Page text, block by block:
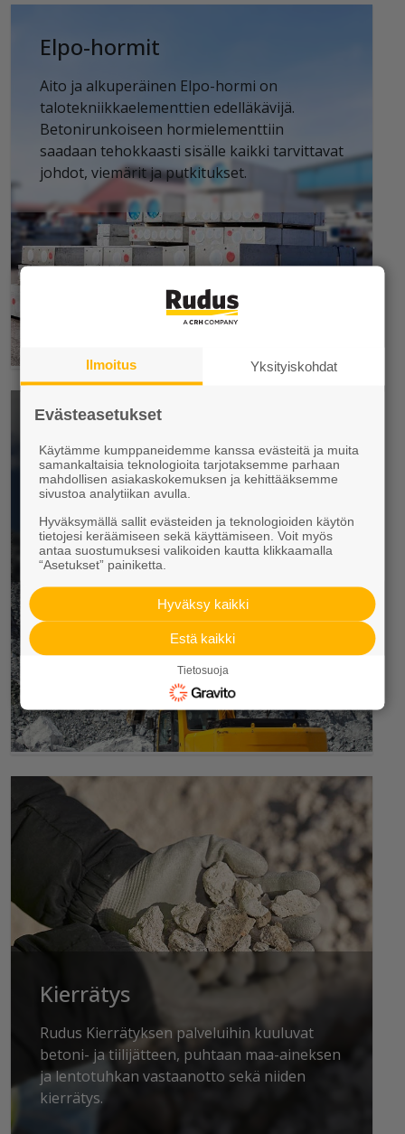
Elpo-hormit
Aito ja alkuperäinen Elpo-hormi on
talotekniikkaelementtien edelläkävijä.
Betonirunkoiseen hormielementtiin
saadaan tehokkaasti sisälle kaikki tarvittavat
johdot, viemärit ja putkitukset.
esirakentaminen
Tarjoamme kallion louhintaa, murskausta ja
esirakentamisen palveluja kohteen
esivalmisteluvaiheessa.
Kierrätys
Rudus Kierrätyksen palveluihin kuuluvat
betoni- ja tiilijätteen, puhtaan maa-aineksen
ja lentotuhkan vastaanotto sekä niiden
kierrätys.
Ilmoitus Yksityiskohdat
Evästeasetukset
Käytämme kumppaneidemme kanssa evästeitä ja muita
samankaltaisia teknologioita tarjotaksemme parhaan
mahdollisen asiakaskokemuksen ja kehittääksemme
sivustoa analytiikan avulla.
Hyväksymällä sallit evästeiden ja teknologioiden käytön
tietojesi keräämiseen sekä käyttämiseen. Voit myös
antaa suostumuksesi valikoiden kautta klikkaamalla
“Asetukset” painiketta.
Hyväksy kaikki
Estä kaikki
Tietosuoja